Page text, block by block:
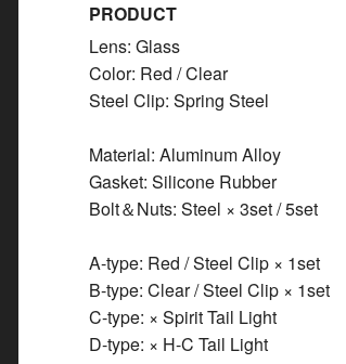
PRODUCT
Lens: Glass
Color: Red / Clear
Steel Clip: Spring Steel
Material: Aluminum Alloy
Gasket: Silicone Rubber
Bolt＆Nuts: Steel × 3set / 5set
A-type: Red / Steel Clip × 1set
B-type: Clear / Steel Clip × 1set
C-type: × Spirit Tail Light
D-type: × H-C Tail Light